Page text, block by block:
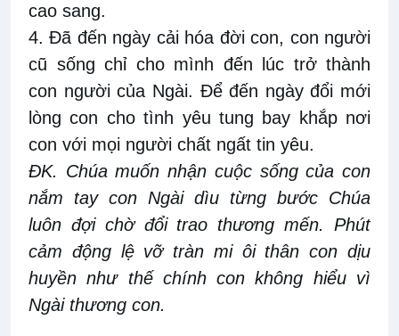
cao sang.
4. Đã đến ngày cải hóa đời con, con người
cũ sống chỉ cho mình đến lúc trở thành
con người của Ngài. Để đến ngày đổi mới
lòng con cho tình yêu tung bay khắp nơi
con với mọi người chất ngất tin yêu.
ĐK. Chúa muốn nhận cuộc sống của con
nắm tay con Ngài dìu từng bước Chúa
luôn đợi chờ đổi trao thương mến. Phút
cảm động lệ vỡ tràn mi ôi thân con dịu
huyền như thế chính con không hiểu vì
Ngài thương con.